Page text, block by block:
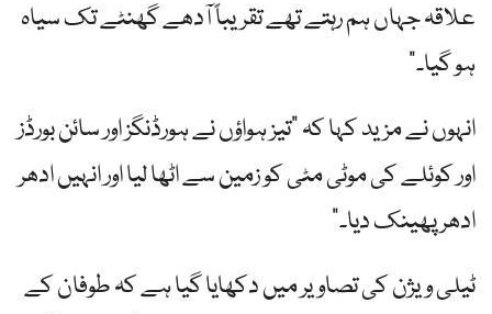
علاقہ جہاں ہم رہتے تھے تقریباً آدھے گھنٹے تک سیاہ
ہو گیا۔”
انہوں نے مزید کہا کہ "تیز ہواؤں نے ہورڈنگز اور سائن بورڈز
اور کوئلے کی موٹی مٹی کو زمین سے اٹھا لیا اور انہیں ادھر
ادھر پھینک دیا۔”
ٹیلی ویژن کی تصاویر میں دکھایا گیا ہے کہ طوفان کے